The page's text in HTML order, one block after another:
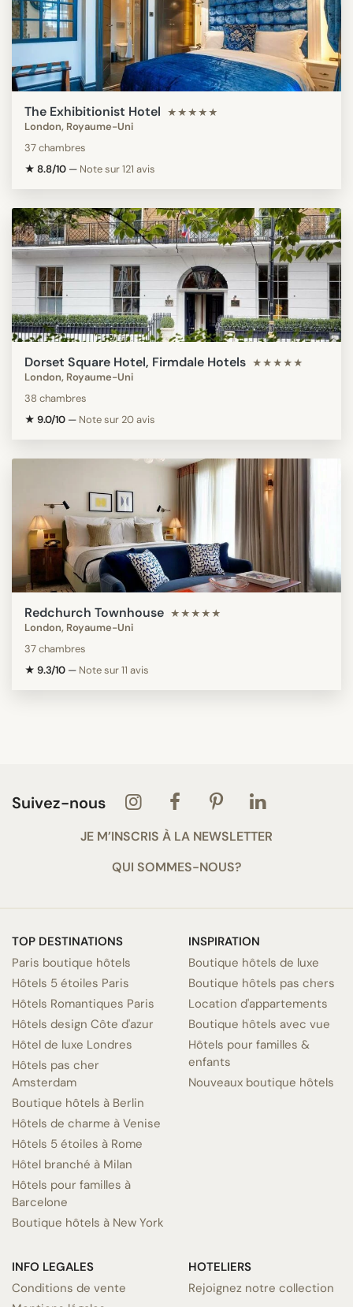
The Exhibitionist Hotel ★★★★★
London, Royaume-Uni
37 chambres
★ 8.8/10 — Note sur 121 avis
Dorset Square Hotel, Firmdale Hotels ★★★★★
London, Royaume-Uni
38 chambres
★ 9.0/10 — Note sur 20 avis
Redchurch Townhouse ★★★★★
London, Royaume-Uni
37 chambres
★ 9.3/10 — Note sur 11 avis
Suivez-nous
JE M’INSCRIS À LA NEWSLETTER
QUI SOMMES-NOUS?
TOP DESTINATIONS
Paris boutique hôtels
Hôtels 5 étoiles Paris
Hôtels Romantiques Paris
Hôtels design Côte d'azur
Hôtel de luxe Londres
Hôtels pas cher
Amsterdam
Boutique hôtels à Berlin
Hôtels de charme à Venise
Hôtels 5 étoiles à Rome
Hôtel branché à Milan
Hôtels pour familles à
Barcelone
Boutique hôtels à New York
INSPIRATION
Boutique hôtels de luxe
Boutique hôtels pas chers
Location d'appartements
Boutique hôtels avec vue
Hôtels pour familles &
enfants
Nouveaux boutique hôtels
INFO LEGALES
Conditions de vente
HOTELIERS
Rejoignez notre collection